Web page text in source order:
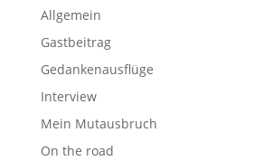
Allgemein
Gastbeitrag
Gedankenausflüge
Interview
Mein Mutausbruch
On the road